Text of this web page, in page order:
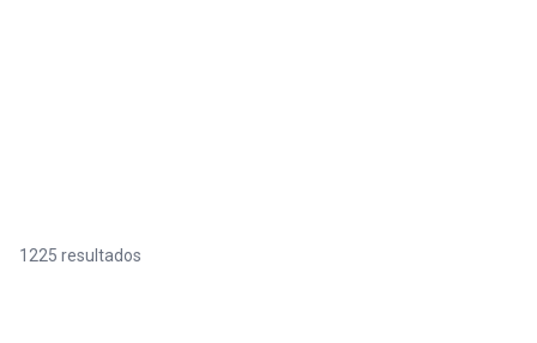
1225 resultados